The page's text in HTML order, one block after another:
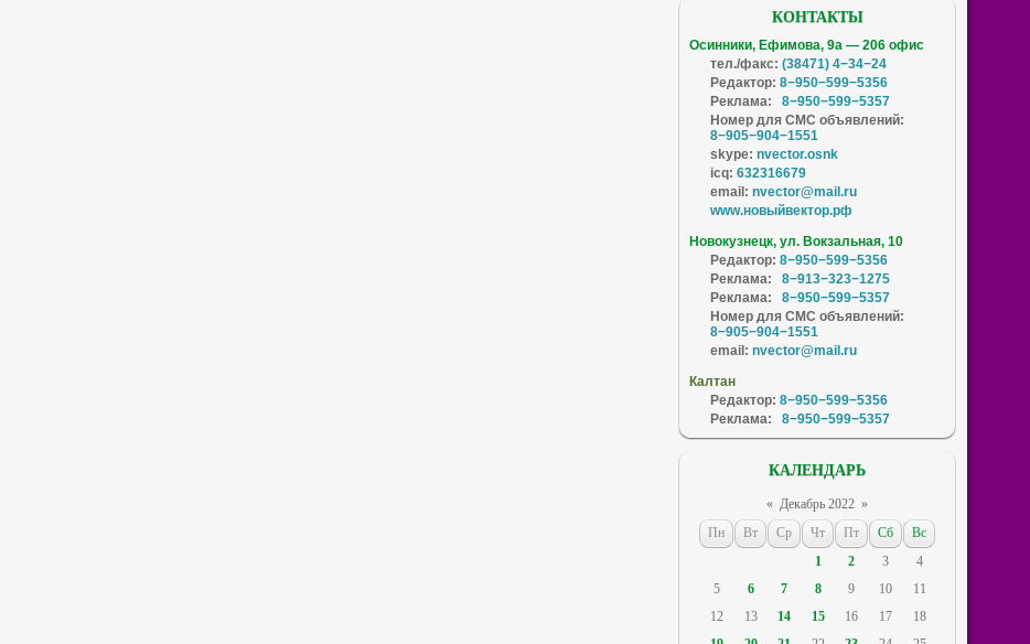
КОНТАКТЫ
Осинники, Ефимова, 9а — 206 офис
тел./факс: (38471) 4−34−24
Редактор: 8−950−599−5356
Реклама:
8−950−599−5357
Номер для СМС объявлений:
8−905−904−1551
skype: nvector.osnk
icq: 632316679
email: nvector@mail.ru
www.новыйвектор.рф
Новокузнецк, ул. Вокзальная, 10
Редактор: 8−950−599−5356
Реклама:
8−913−323−1275
Реклама:
8−950−599−5357
Номер для СМС объявлений:
8−905−904−1551
email: nvector@mail.ru
Калтан
Редактор: 8−950−599−5356
Реклама:
8−950−599−5357
КАЛЕНДАРЬ
« Декабрь 2022 »
Пн
Вт Ср Чт Пт Сб
Вс
1
2 3
4
5
6 7 8 9 10
11
12
13 14 15 16 17
18